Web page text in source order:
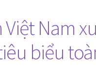
Nam
biểu